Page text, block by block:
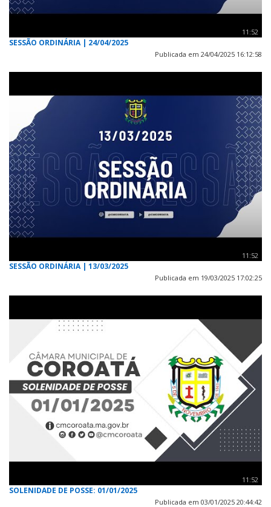
11:52
SESSÃO ORDINÁRIA | 24/04/2025
Publicada em 24/04/2025 16:12:58
11:52
SESSÃO ORDINÁRIA | 13/03/2025
Publicada em 19/03/2025 17:02:25
11:52
SOLENIDADE DE POSSE: 01/01/2025
Publicada em 03/01/2025 20:44:42